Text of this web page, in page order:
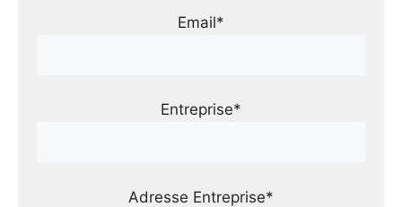
Email*
Entreprise*
Adresse Entreprise*